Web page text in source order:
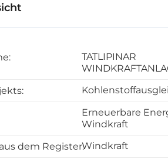
TATLIPINAR
Erneuerbare
Windkraft
dem Register:Windkraft